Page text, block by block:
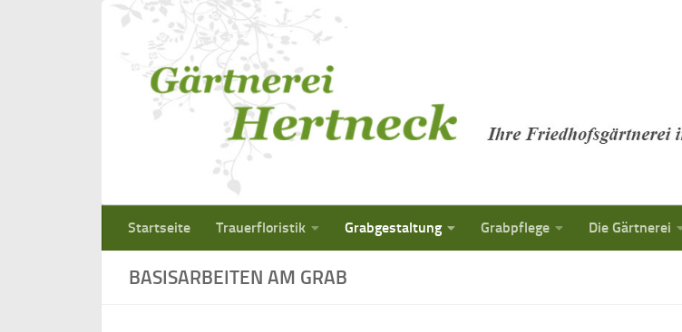
Unter dem Inhalt
Startseite Trauerfloristik Grabgestaltung Grabpflege Die Gärtnerei
BASISARBEITEN AM GRAB